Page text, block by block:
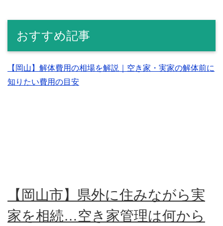
おすすめ記事
【岡山】解体費用の相場を解説｜空き家・実家の解体前に
知りたい費用の目安
【岡山市】県外に住みながら実
家を相続…空き家管理は何から